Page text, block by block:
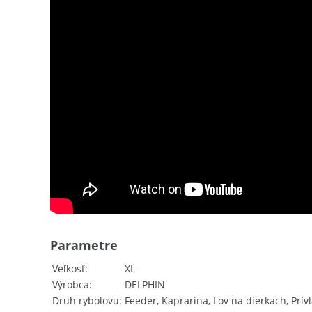
Veľkosť
XL
Výrobca
DELPHIN
Druh rybolovu Feeder, Kaprarina, Lov na dierkach,
Parametre